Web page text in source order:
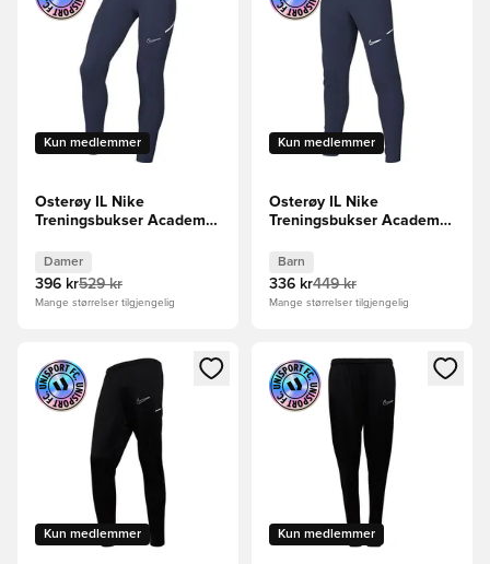
Kun medlemmer
Osterøy IL Nike
Treningsbukser Academy
Damer
396 kr529 kr
Mange størrelser tilgjengelig
Kun medlemmer
Osterøy IL Nike
Treningsbukser Academy
Barn
336 kr449 kr
Mange størrelser tilgjengelig
Åpner en Modal for å logge inn eller registrere deg som
Kun medlemmer
Åpner en Modal for å logge
Kun medlemmer